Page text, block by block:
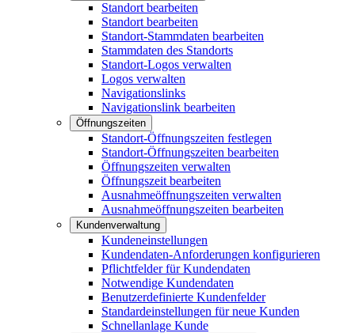
Standort bearbeiten
Standort bearbeiten
Standort-Stammdaten bearbeiten
Stammdaten des Standorts
Standort-Logos verwalten
Logos verwalten
Navigationslinks
Navigationslink bearbeiten
Öffnungszeiten
Standort-Öffnungszeiten festlegen
Standort-Öffnungszeiten bearbeiten
Öffnungszeiten verwalten
Öffnungszeit bearbeiten
Ausnahmeöffnungszeiten verwalten
Ausnahmeöffnungszeiten bearbeiten
Kundenverwaltung
Kundeneinstellungen
Kundendaten-Anforderungen konfigurieren
Pflichtfelder für Kundendaten
Notwendige Kundendaten
Benutzerdefinierte Kundenfelder
Standardeinstellungen für neue Kunden
Schnellanlage Kunde